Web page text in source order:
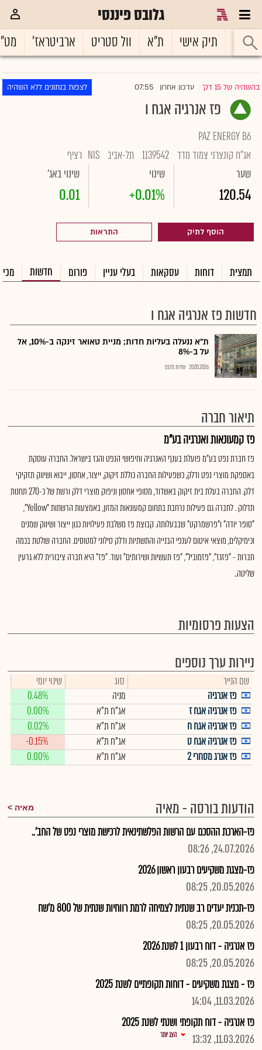
גלובס פיננסי
ראשי תיק אישי ת"א וול סטריט ארביטראז'
בהשהיה של 15 דק' |עדכון אחרון 07:55 לצפות בנתונים ללא השהיה
פז אנרגיה אגח ו
PAZ ENERGY B6
אג"ח קונצרני צמוד מדד 1139542 תל-אביב NIS רציף
שער
120.54
שינוי
+0.01%
שינוי באג'
0.01
הוסף לתיק התראות
תמצית דוחות עסקאות בעלי עניין פורום חדשות
חדשות פז אנרגיה אגח ו
ת"א ננעלה בעליות חדות; מניית טאואר זינקה ב-10%, אל
על ב-8%
20.05.2026 שירות גלובס
תיאור חברה
פז קמעונאות ואנרגיה בע"מ
פז חברת נפט בע"מ פועלת בענף האנרגיה וחיפושי הנפט והגז בישראל. החברה עוסקת
באספקת מוצרי נפט ודלק, כשפעילות החברה כוללת זיקוק, ייצור, אחסון, ייבוא ושיווק תזקיקי
דלק. החברה בעלת בית זיקוק באשדוד, מסופי אחסון וניפוק מוצרי דלק ורשת של כ-270 תחנות
תדלוק . לחברה גם פעילות נרחבת בתחום קמעונאות המזון, באמצעות הרשתות "Yellow",
"סופר יודה" ו"פרשמרקט" שבבעלותה. קבוצת פז משלבת פעילויות כגון ייצור ושיווק שמנים
וכימיקלים, מוצאי איטום לענפי הבנייה והתשתיות ודלק סילוני למטוסים. החברה שולטת בכמה
חברות - "פזגז", "פזמוביל", "פז תעשיות ושירותים" ועוד. "פז" היא חברה ציבורית ללא גרעין
שליטה..
הצעות פרסומיות
ניירות ערך נוספים
שם הנייר סוג
שינוי יומי
פז אנרגיה
מניה
0.48%
פז אנרגיה אגח ז
אג"ח ת"א
0.00%
פז אנרגיה אגח ח
אג"ח ת"א
0.02%
פז אנרגיה אגח ט
אג"ח ת"א
-0.15%
פז אנרג מסחרי 2
אג"ח ת"א 0.00%
הודעות בורסה - מאיה מאיה
פז-הארכת ההסכם עם הרשות הפלשתינאית לרכישת מוצרי נפט של החב'..
24.07.2026, 08:26
פז-מצגת משקיעים רבעון ראשון 2026
20.05.2026, 08:25
פז-תכנית יעדים רב שנתית לצמיחה לרמת רווחיות שנתית של 800 מ'שח
20.05.2026, 08:25
פז אנרגיה - דוח רבעון 1 לשנת 2026
20.05.2026, 08:25
פז - מצגת משקיעים - דוחות תקופתיים לשנת 2025
11.03.2026, 14:04
פז אנרגיה - דוח תקופתי ושנתי לשנת 2025
11.03.2026, 13:32
הצג יותר